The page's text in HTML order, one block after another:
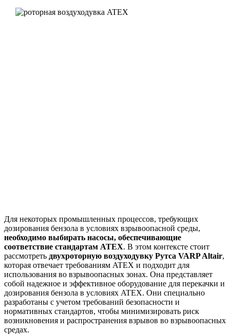
Для некоторых промышленных процессов, требующих
дозирования бензола в условиях взрывоопасной среды,
необходимо выбирать насосы, обеспечивающие
соответствие стандартам ATEX. В этом контексте стоит
рассмотреть двухроторную воздуходувку Рутса VARP Altair,
которая отвечает требованиям ATEX и подходит для
использования во взрывоопасных зонах. Она представляет
собой надежное и эффективное оборудование для перекачки и
дозирования бензола в условиях ATEX. Они специально
разработаны с учетом требований безопасности и
нормативных стандартов, чтобы минимизировать риск
возникновения и распространения взрывов во взрывоопасных
средах.